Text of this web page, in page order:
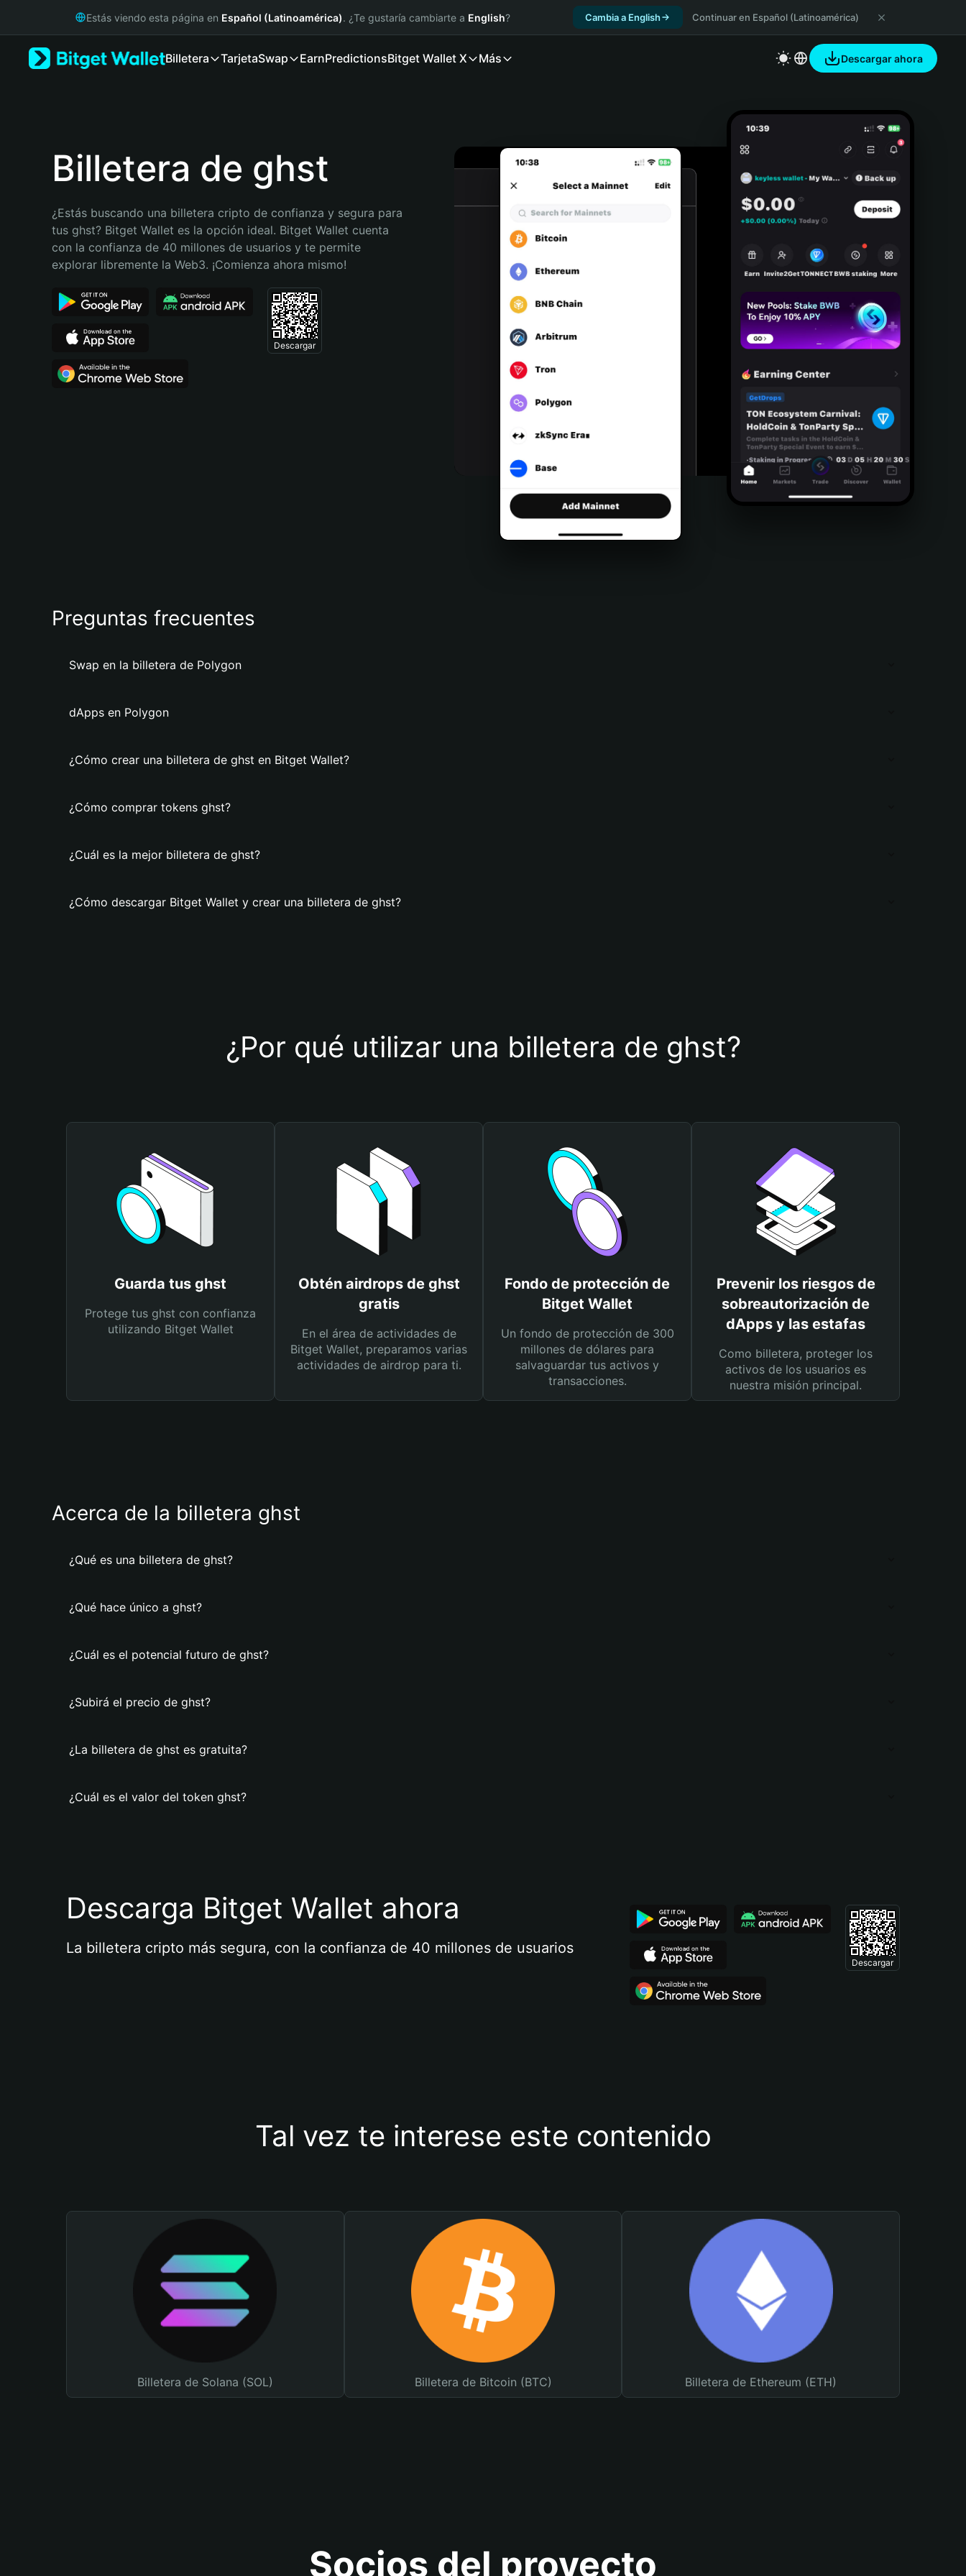
Русский
Bahasa Indonesia
Português (Brasil)
Estás viendo esta página en Español (Latinoamérica). ¿Te gustaría cambiarte a English? Cambia a English Continuar en Español (Latinoamérica)
Billetera TarjetaSwap EarnPredictionsBitget Wallet X Más Descargar ahora
Billetera de ghst
¿Estás buscando una billetera cripto de confianza y segura para
tus ghst? Bitget Wallet es la opción ideal. Bitget Wallet cuenta
con la confianza de 40 millones de usuarios y te permite
explorar libremente la Web3. ¡Comienza ahora mismo!
Descargar
Preguntas frecuentes
Swap en la billetera de Polygon
dApps en Polygon
¿Cómo crear una billetera de ghst en Bitget Wallet?
¿Cómo comprar tokens ghst?
¿Cuál es la mejor billetera de ghst?
¿Cómo descargar Bitget Wallet y crear una billetera de ghst?
¿Por qué utilizar una billetera de ghst?
Guarda tus ghst
Protege tus ghst con confianza
utilizando Bitget Wallet
Obtén airdrops de ghst
gratis
En el área de actividades de
Bitget Wallet, preparamos varias
actividades de airdrop para ti.
Fondo de protección de
Bitget Wallet
Un fondo de protección de 300
millones de dólares para
salvaguardar tus activos y
transacciones.
Prevenir los riesgos de
sobreautorización de
dApps y las estafas
Como billetera, proteger los
activos de los usuarios es
nuestra misión principal.
Acerca de la billetera ghst
¿Qué es una billetera de ghst?
¿Qué hace único a ghst?
¿Cuál es el potencial futuro de ghst?
¿Subirá el precio de ghst?
¿La billetera de ghst es gratuita?
¿Cuál es el valor del token ghst?
Descarga Bitget Wallet ahora
La billetera cripto más segura, con la confianza de 40 millones de usuarios
Descargar
Tal vez te interese este contenido
Billetera de Solana (SOL) Billetera de Bitcoin (BTC) Billetera de Ethereum (ETH)
Socios del proyecto